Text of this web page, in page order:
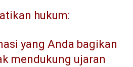
hukum:
yang Anda bagikan
mendukung ujaran